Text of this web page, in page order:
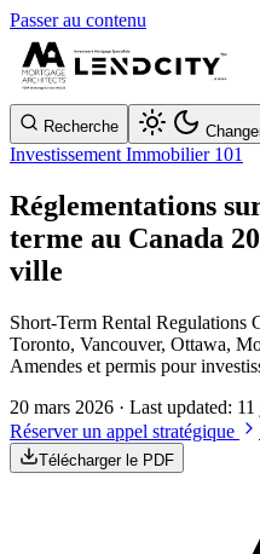
Passer au contenu
Recherche
Investissement Immobilier 101
Réglementations
terme au Canada
ville
Short-Term Rental
Toronto, Vancouver, Ottawa,
Amendes et permis pour
20 mars 2026 · Last updated:
Réserver un appel stratégique
Télécharger le PDF